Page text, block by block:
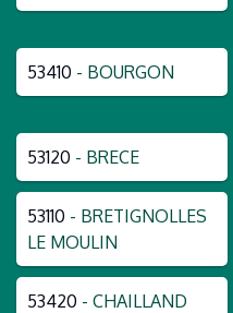
53410 - BOURGON
53120 - BRECE
53110 - BRETIGNOLLES
LE MOULIN
53420 - CHAILLAND